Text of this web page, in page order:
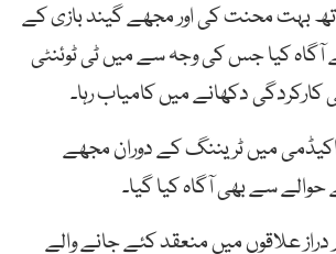
بہت محنت کی اور مجھے گیند بازی کے
آگاہ کیا جس کی وجہ سے میں ٹی ٹوئنٹی
کارکردگی دکھانے میں کامیاب رہا۔
میں ٹریننگ کے دوران مجھے
سے بھی آگاہ کیا گیا۔
دراز علاقوں میں منعقد کئے جانے والے